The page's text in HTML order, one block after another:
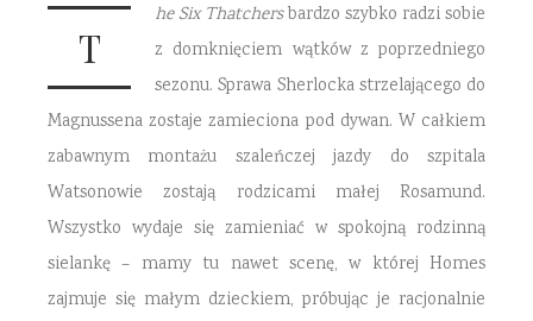
T
he Six Thatchersbardzo szybko radzi sobie
z domknięciem wątków z poprzedniego
sezonu. Sprawa Sherlocka strzelającego do
Magnussena zostaje zamieciona pod dywan. W całkiem
zabawnym montażu szaleńczej jazdy do szpitala
Watsonowie zostają rodzicami małej Rosamund.
Wszystko wydaje się zamieniać w spokojną rodzinną
sielankę – mamy tu nawet scenę, w której Homes
zajmuje się małym dzieckiem, próbując je racjonalnie